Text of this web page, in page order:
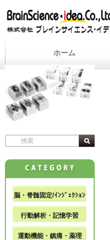
ホーム
脳・脊髄固定/ｲﾝｼﾞｪｸｼｮﾝ
行動解析・記憶学習
運動機能・鎮痛・薬理